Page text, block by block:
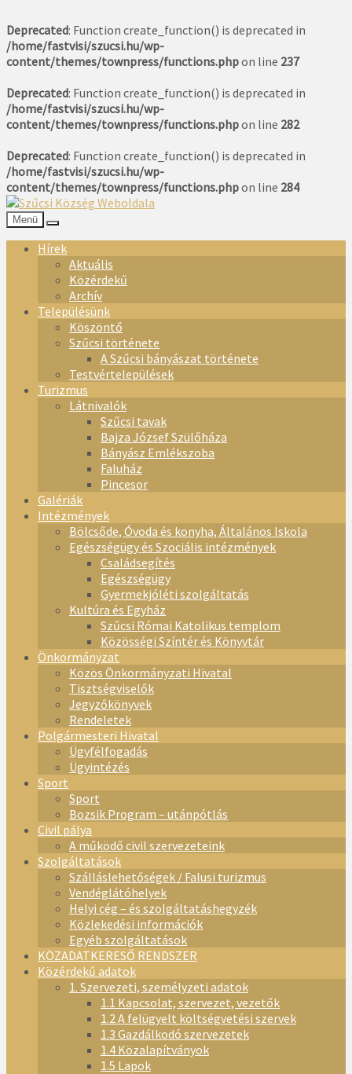
Deprecated: Function create_function() is deprecated in
/home/fastvisi/szucsi.hu/wp-
content/themes/townpress/functions.phpon line 237
Deprecated: Function create_function() is deprecated in
/home/fastvisi/szucsi.hu/wp-
content/themes/townpress/functions.phpon line 282
Deprecated: Function create_function() is deprecated in
/home/fastvisi/szucsi.hu/wp-
content/themes/townpress/functions.phpon line 284
Menü
Hírek
Aktuális
Közérdekű
Archív
Településünk
Köszöntő
Szűcsi története
A Szűcsi bányászat története
Testvértelepülések
Turizmus
Látnivalók
Szűcsi tavak
Bajza József Szülőháza
Bányász Emlékszoba
Faluház
Pincesor
Galériák
Intézmények
Bölcsőde, Óvoda és konyha, Általános Iskola
Egészségügy és Szociális intézmények
Családsegítés
Egészségügy
Gyermekjóléti szolgáltatás
Kultúra és Egyház
Szűcsi Római Katolikus templom
Közösségi Színtér és Könyvtár
Önkormányzat
Közös Önkormányzati Hivatal
Tisztségviselők
Jegyzőkönyvek
Rendeletek
Polgármesteri Hivatal
Ügyfélfogadás
Ügyintézés
Sport
Sport
Bozsik Program – utánpótlás
Civil pálya
A működő civil szervezeteink
Szolgáltatások
Szálláslehetőségek / Falusi turizmus
Vendéglátóhelyek
Helyi cég – és szolgáltatáshegyzék
Közlekedési információk
Egyéb szolgáltatások
KÖZADATKERESŐ RENDSZER
Közérdekű adatok
1. Szervezeti, személyzeti adatok
1.1 Kapcsolat, szervezet, vezetők
1.2 A felügyelt költségvetési szervek
1.3 Gazdálkodó szervezetek
1.4 Közalapítványok
1.5 Lapok